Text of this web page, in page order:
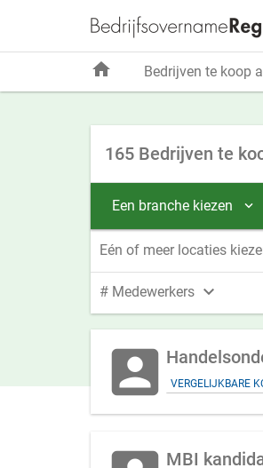
165 Bedrijven te
Een branche kiezen 
Eén of meer locaties
# Medewerkers 
account_box VERGELIJKBARE
MBI
home Bedrijven te koop